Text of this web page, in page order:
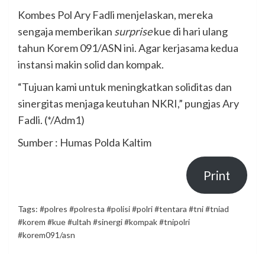
Kombes Pol Ary Fadli menjelaskan, mereka
sengaja memberikan surprisekue di hari ulang
tahun Korem 091/ASN ini. Agar kerjasama kedua
instansi makin solid dan kompak.
“Tujuan kami untuk meningkatkan soliditas dan
sinergitas menjaga keutuhan NKRI,” pungjas Ary
Fadli. (*/Adm1)
Sumber : Humas Polda Kaltim
Print
Tags: #polres #polresta #polisi #polri #tentara #tni #tniad
#korem #kue #ultah #sinergi #kompak #tnipolri
#korem091/asn